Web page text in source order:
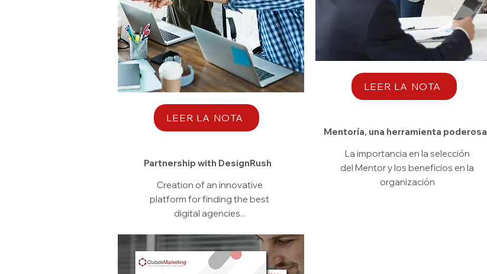
LEER LA NOTA
Partnership with DesignRush
Creation of an innovative
platform for finding the best
digital agencies...
LEER LA NOTA
Mentoría, una herramienta poderosa
La importancia en la selección
del Mentor y los beneficios en la
organización